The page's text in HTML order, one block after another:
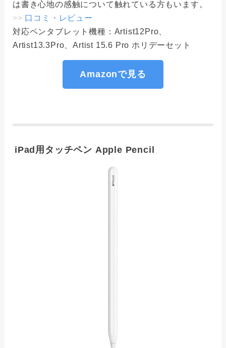
は書き心地の感触について触れている方もいます。
>> 口コミ・レビュー
対応ペンタブレット機種：Artist12Pro、
Artist13.3Pro、Artist 15.6 Pro ホリデーセット
Amazonで見る
iPad用タッチペン Apple Pencil